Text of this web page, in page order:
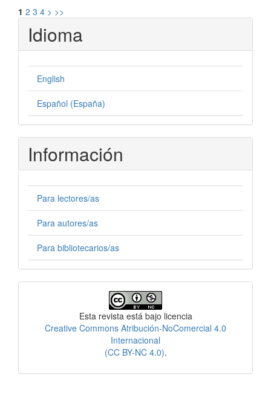
1 2 3 4 > >>
Idioma
English
Español (España)
Información
Para lectores/as
Para autores/as
Para bibliotecarios/as
Esta revista está bajo licencia
Creative Commons Atribución-NoComercial 4.0
Internacional
(CC BY-NC 4.0).